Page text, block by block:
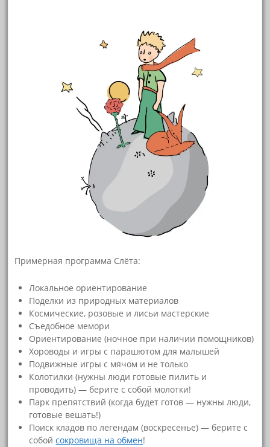
Примерная программа Слёта:
Локальное ориентирование
Поделки из природных материалов
Космические, розовые и лисьи мастерские
Съедобное мемори
Ориентирование (ночное при наличии помощников)
Хороводы и игры с парашютом для малышей
Подвижные игры с мячом и не только
Колотилки (нужны люди готовые пилить и
проводить) — берите с собой молотки!
Парк препятствий (когда будет готов — нужны люди,
готовые вешать!)
Поиск кладов по легендам (воскресенье) — берите с
собойсокровища на обмен!